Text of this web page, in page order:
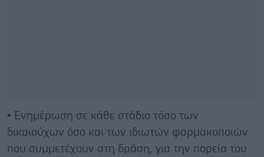
• Ενημέρωση σε κάθε στάδιο τόσο των
δικαιούχων όσο και των ιδιωτών φαρμακοποιών
που συμμετέχουν στη δράση, για την πορεία του